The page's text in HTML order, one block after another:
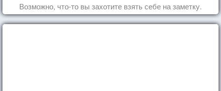
Возможно, что-то вы захотите взять себе на заметку.